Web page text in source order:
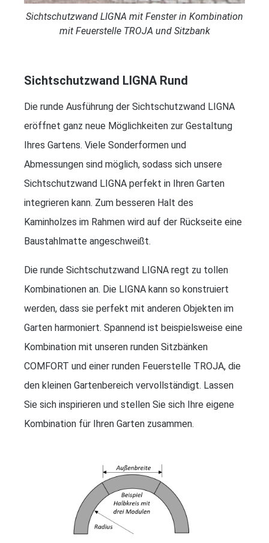
Sichtschutzwand LIGNA mit Fenster in Kombination
mit Feuerstelle TROJA und Sitzbank
Sichtschutzwand LIGNA Rund
Die runde Ausführung der Sichtschutzwand LIGNA
eröffnet ganz neue Möglichkeiten zur Gestaltung
Ihres Gartens. Viele Sonderformen und
Abmessungen sind möglich, sodass sich unsere
Sichtschutzwand LIGNA perfekt in Ihren Garten
integrieren kann. Zum besseren Halt des
Kaminholzes im Rahmen wird auf der Rückseite eine
Baustahlmatte angeschweißt.
Die runde Sichtschutzwand LIGNA regt zu tollen
Kombinationen an. Die LIGNA kann so konstruiert
werden, dass sie perfekt mit anderen Objekten im
Garten harmoniert. Spannend ist beispielsweise eine
Kombination mit unseren runden Sitzbänken
COMFORT und einer runden Feuerstelle TROJA, die
den kleinen Gartenbereich vervollständigt. Lassen
Sie sich inspirieren und stellen Sie sich Ihre eigene
Kombination für Ihren Garten zusammen.